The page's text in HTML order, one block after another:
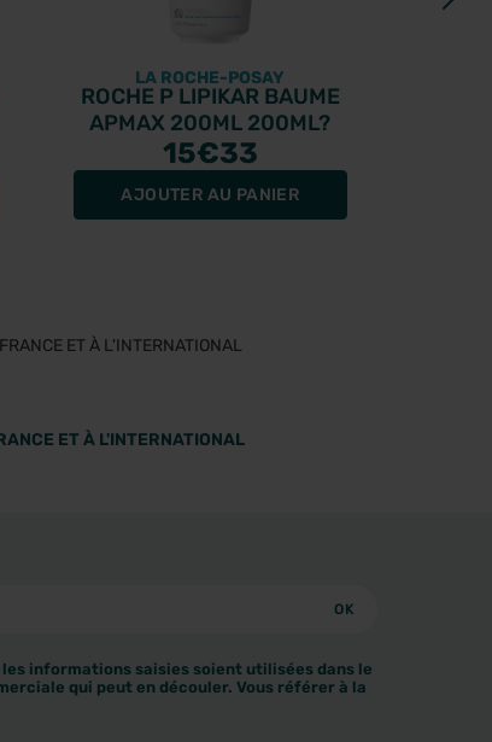
LA ROCHE-POSAY
ROCHE P LIPIKAR BAUME
APMAX 200ML 200ML?
15€33
AJOUTER AU PANIER
ET À L'INTERNATIONAL
informations saisies soient utilisées dans le
qui peut en découler. Vous référer à la